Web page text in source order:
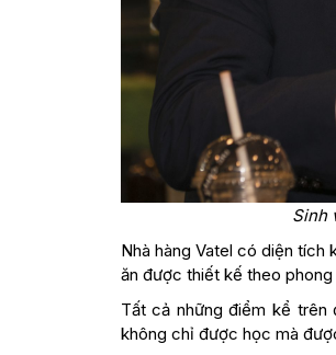
Sinh
Nhà hàng Vatel có diện tích
ăn được thiết kế theo
Tất cả những điểm kể trên
không chỉ được học mà